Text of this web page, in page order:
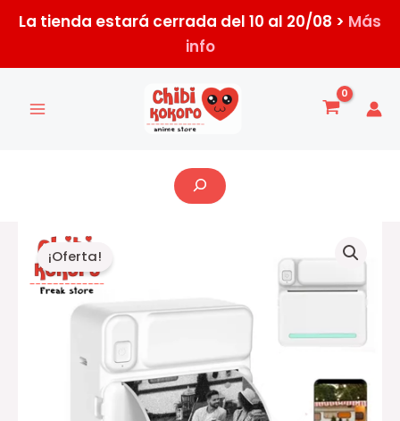
La tienda estará cerrada del 10 al 20/08 > Más
info
¡Oferta!
precio
original
era:
$45.000,00.
precio
actual
es:
$34.000,00.